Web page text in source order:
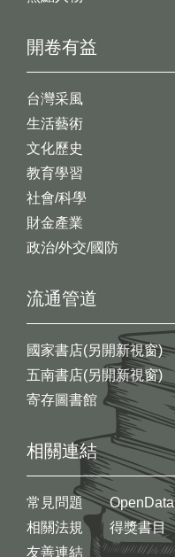
開卷有益
台灣采風
生活藝術
文化歷史
教育學習
社會/科學
財金產業
政治/外交/國防
流通管道
國家書店(另開新視窗)
五南書店(另開新視窗)
寄存圖書館
相關連結
常見問題
相關法規
友善連結
OpenData
得獎書目